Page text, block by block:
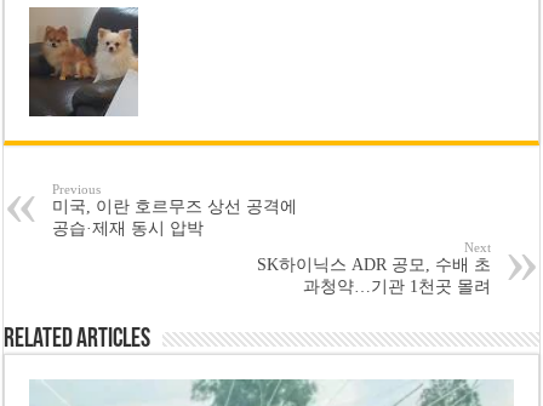
Previous
미국, 이란 호르무즈 상선 공격에
공습·제재 동시 압박
Next
SK하이닉스 ADR 공모, 수배 초
과청약…기관 1천곳 몰려
Related Articles